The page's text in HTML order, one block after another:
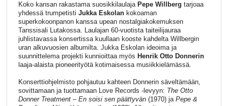
Koko kansan rakastama suosikkilaulaja Pepe Willberg tarjoaa
yhdessä trumpetisti Jukka Eskolankokoaman
superkokoonpanon kanssa upean nostalgiakokemuksen
Tanssisali Lutakossa. Laulajan 60-vuotista taiteilijauraa
juhlistavassa konsertissa kuullaan kooste kahdelta Willbergin
uran alkuvuosien albumilta. Jukka Eskolan ideoima ja
suunnittelema projekti kunnioittaa myös Henrik Otto Donnerin
laaja-alaista pioneerityötä kotimaisessa musiikkielämässä.
Konserttiohjelmisto pohjautuu kahteen Donnerin säveltämään,
sovittamaan ja tuottamaan Love Records -levyyn: The Otto
Donner Treatment – En soisi sen päättyvän(1970) ja Pepe &